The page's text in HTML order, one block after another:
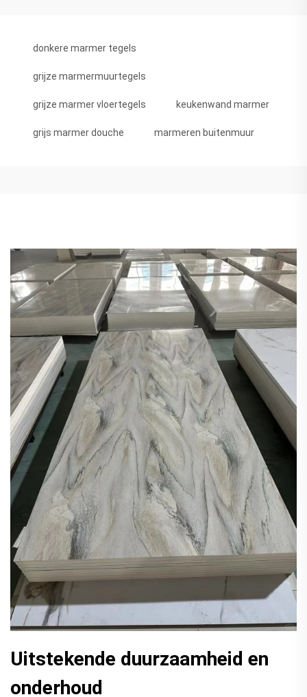
donkere marmer tegels
grijze marmermuurtegels
grijze marmer vloertegels keukenwand marmer
grijs marmer douche marmeren buitenmuur
Uitstekende duurzaamheid en
onderhoud